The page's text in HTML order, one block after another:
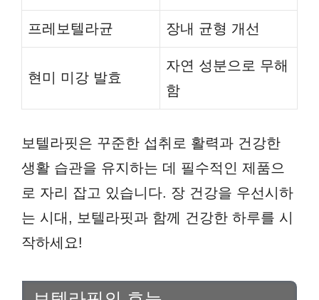
프레보텔라균 장내 균형 개선
현미 미강 발효
자연 성분으로 무해
함
보텔라핏은 꾸준한 섭취로 활력과 건강한
생활 습관을 유지하는 데 필수적인 제품으
로 자리 잡고 있습니다. 장 건강을 우선시하
는 시대, 보텔라핏과 함께 건강한 하루를 시
작하세요!